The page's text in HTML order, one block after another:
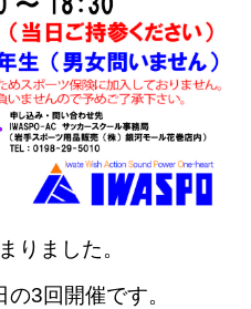
りました。
3回開催です。